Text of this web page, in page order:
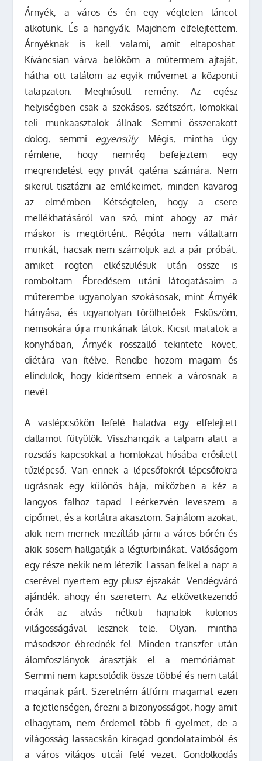
Árnyék, a város és én egy végtelen láncot
alkotunk. És a hangyák. Majdnem elfelejtettem.
Árnyéknak is kell valami, amit eltaposhat.
Kíváncsian várva belököm a műtermem ajtaját,
hátha ott találom az egyik művemet a központi
talapzaton. Meghiúsult remény. Az egész
helyiségben csak a szokásos, szétszórt, lomokkal
teli munkaasztalok állnak. Semmi összerakott
dolog, semmi egyensúly. Mégis, mintha úgy
rémlene, hogy nemrég befejeztem egy
megrendelést egy privát galéria számára. Nem
sikerül tisztázni az emlékeimet, minden kavarog
az elmémben. Kétségtelen, hogy a csere
mellékhatásáról van szó, mint ahogy az már
máskor is megtörtént. Régóta nem vállaltam
munkát, hacsak nem számoljuk azt a pár próbát,
amiket rögtön elkészülésük után össze is
romboltam. Ébredésem utáni látogatásaim a
műterembe ugyanolyan szokásosak, mint Árnyék
hányása, és ugyanolyan törölhetőek. Esküszöm,
nemsokára újra munkának látok. Kicsit matatok a
konyhában, Árnyék rosszalló tekintete követ,
diétára van ítélve. Rendbe hozom magam és
elindulok, hogy kiderítsem ennek a városnak a
nevét.
A vaslépcsőkön lefelé haladva egy elfelejtett
dallamot fütyülök. Visszhangzik a talpam alatt a
rozsdás kapcsokkal a homlokzat húsába erősített
tűzlépcső. Van ennek a lépcsőfokról lépcsőfokra
ugrásnak egy különös bája, miközben a kéz a
langyos falhoz tapad. Leérkezvén leveszem a
cipőmet, és a korlátra akasztom. Sajnálom azokat,
akik nem mernek mezítláb járni a város bőrén és
akik sosem hallgatják a légturbinákat. Valóságom
egy része nekik nem létezik. Lassan felkel a nap: a
cserével nyertem egy plusz éjszakát. Vendégváró
ajándék: ahogy én szeretem. Az elkövetkezendő
órák az alvás nélküli hajnalok különös
világosságával lesznek tele. Olyan, mintha
másodszor ébrednék fel. Minden transzfer után
álomfoszlányok árasztják el a memóriámat.
Semmi nem kapcsolódik össze többé és nem talál
magának párt. Szeretném átfúrni magamat ezen
a fejetlenségen, érezni a bizonyosságot, hogy amit
elhagytam, nem érdemel több fi gyelmet, de a
világosság lassacskán kiragad gondolataimból és
a város világos utcái felé vezet. Gondolkodás